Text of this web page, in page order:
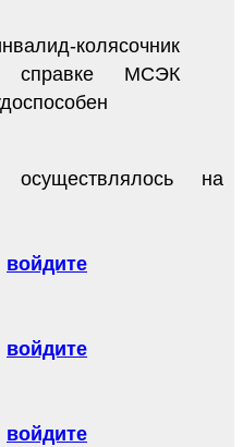
колясочник
справке МСЭК
осуществлялось на
войдите
войдите
войдите